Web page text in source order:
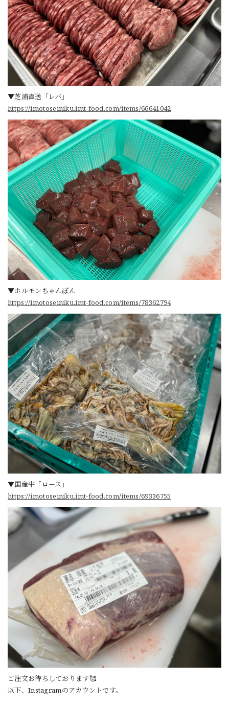
▼芝浦直送「レバ」
https://imotoseiniku.imt-food.com/items/66641042
▼ホルモンちゃんぽん
https://imotoseiniku.imt-food.com/items/78362794
▼国産牛「ロース」
https://imotoseiniku.imt-food.com/items/69336755
ご注文お待ちしております🥰
以下、Instagramのアカウントです。